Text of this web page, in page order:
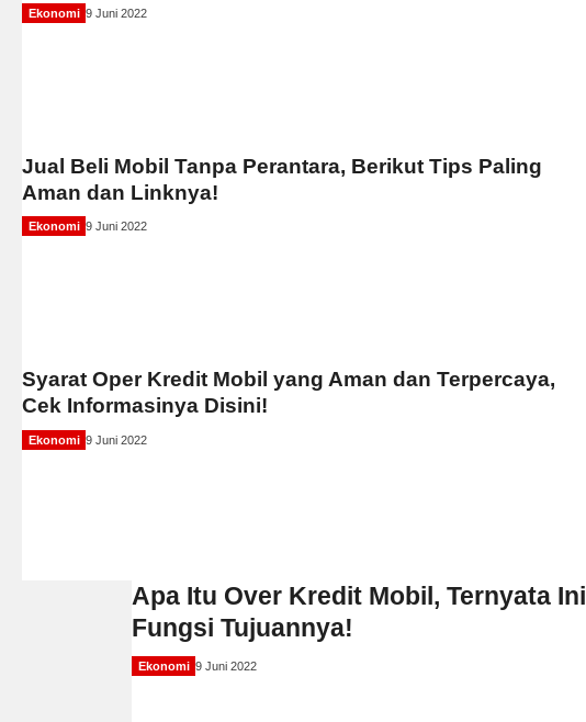
Ekonomi 9 Juni 2022
Jual Beli Mobil Tanpa Perantara, Berikut Tips Paling
Aman dan Linknya!
Ekonomi 9 Juni 2022
Syarat Oper Kredit Mobil yang Aman dan Terpercaya,
Cek Informasinya Disini!
Ekonomi 9 Juni 2022
Apa Itu Over Kredit Mobil, Ternyata Ini
Fungsi Tujuannya!
Ekonomi 9 Juni 2022